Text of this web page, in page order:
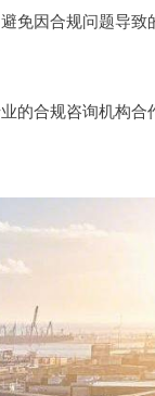
免因合规问题导致
的合规咨询机构合